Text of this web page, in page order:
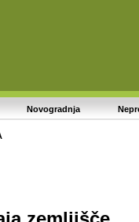
Novogradnja